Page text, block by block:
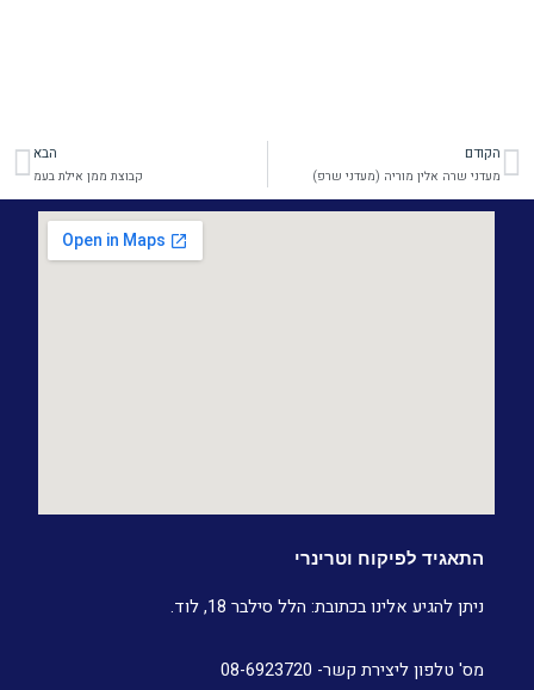
קודם
הקודם
מעדני שרה אלין מוריה (מעדני שרפ)
הבא
קבוצת ממן אילת בעמ
התאגיד לפיקוח וטרינרי
ניתן להגיע אלינו בכתובת: הלל סילבר 18, לוד.
מס' טלפון ליצירת קשר- 08-6923720